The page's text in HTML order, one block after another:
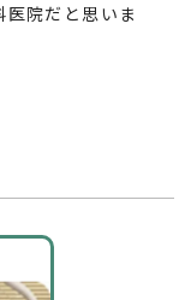
院だと思いま